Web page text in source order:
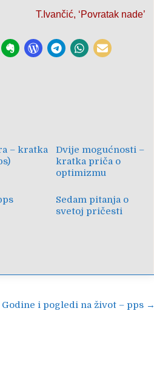
T.Ivančić, ‘Povratak nade’
– kratka
Dvije mogućnosti –
kratka priča o
optimizmu
Sedam pitanja o
svetoj pričesti
Godine i pogledi na život – pps →